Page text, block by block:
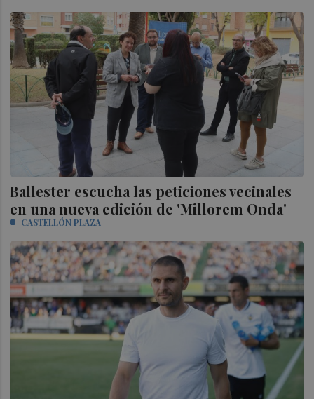
Ballester escucha las peticiones vecinales
en una nueva edición de 'Millorem Onda'
CASTELLÓN PLAZA